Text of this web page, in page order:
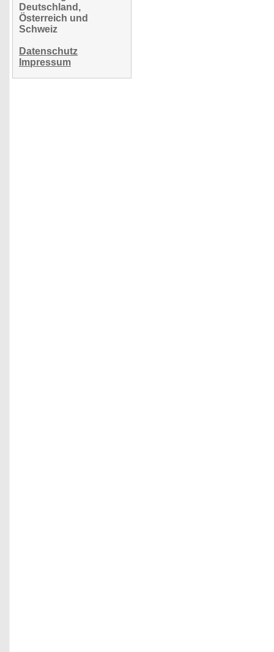
Deutschland,
Österreich und
Schweiz
Datenschutz
Impressum